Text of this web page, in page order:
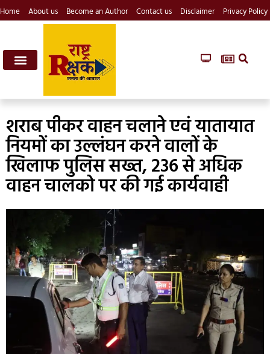
Home About us Become an Author Contact us Disclaimer Privacy Policy
शराब पीकर वाहन चलाने एवं यातायात
नियमों का उल्लंघन करने वालों के
खिलाफ पुलिस सख्त, 236 से अधिक
वाहन चालको पर की गई कार्यवाही